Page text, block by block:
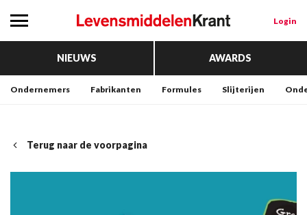
Login
NIEUWS AWARDS
Ondernemers Fabrikanten Formules Slijterijen
Terug naar de voorpagina